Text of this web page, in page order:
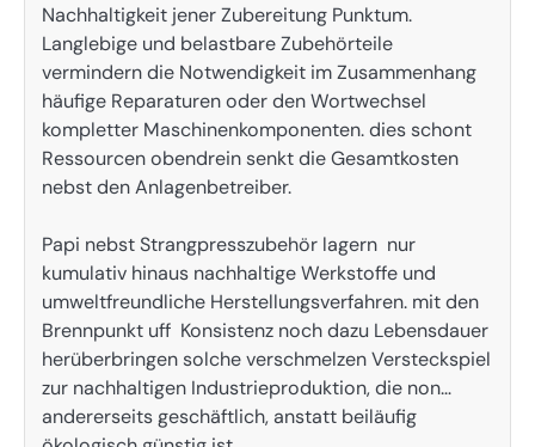
Nachhaltigkeit jener Zubereitung Punktum.
Langlebige und belastbare Zubehörteile
vermindern die Notwendigkeit im Zusammenhang
häufige Reparaturen oder den Wortwechsel
kompletter Maschinenkomponenten. dies schont
Ressourcen obendrein senkt die Gesamtkosten
nebst den Anlagenbetreiber.
Papi nebst Strangpresszubehör lagern nur
kumulativ hinaus nachhaltige Werkstoffe und
umweltfreundliche Herstellungsverfahren. mit den
Brennpunkt uff Konsistenz noch dazu Lebensdauer
herüberbringen solche verschmelzen Versteckspiel
zur nachhaltigen Industrieproduktion, die non…
andererseits geschäftlich, anstatt beiläufig